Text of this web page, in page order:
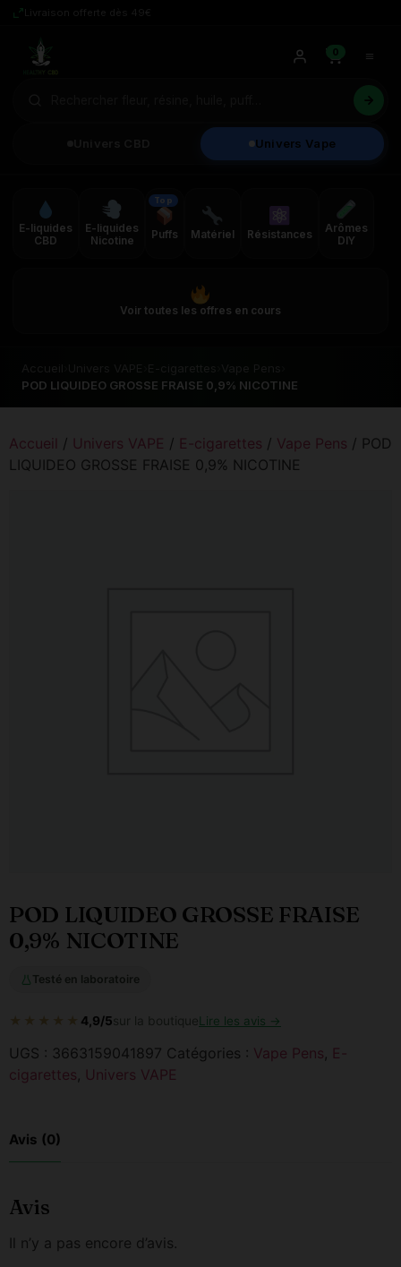
Univers Vape
0
E-liquides
CBD
E-liquides
Nicotine
Top
Puffs Matériel Résistances
Arômes
DIY
Voir toutes les offres en cours
POD LIQUIDEO GROSSE FRAISE 0,9% NICOTINE
Accueil / Univers VAPE / E-cigarettes / Vape Pens / POD
LIQUIDEO GROSSE FRAISE 0,9% NICOTINE
POD LIQUIDEO GROSSE FRAISE
0,9% NICOTINE
Testé en laboratoire
★★★★★ 4,9/5sur la boutiqueLire les avis →
UGS : 3663159041897 Catégories : Vape Pens, E-
cigarettes, Univers VAPE
Avis (0)
Avis
Il n’y a pas encore d’avis.